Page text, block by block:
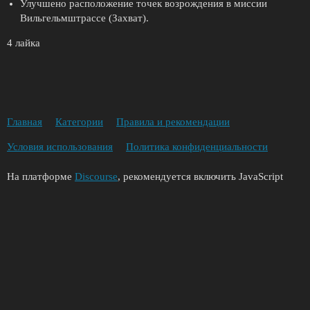
Улучшено расположение точек возрождения в миссии
Вильгельмштрассе (Захват).
4 лайка
Главная Категории Правила и рекомендации
Условия использования Политика конфиденциальности
На платформе Discourse, рекомендуется включить JavaScript